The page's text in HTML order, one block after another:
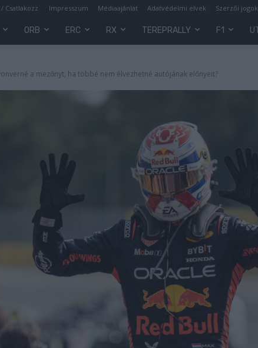
Csatlakozz Impresszum Médiaajánlat Adatvédelmi elvek Szerzői jogok
ORB ERC RX TEREPRALLY F1
a mezőnyt, ha többé nem élvezhetné autójának előnyeit?